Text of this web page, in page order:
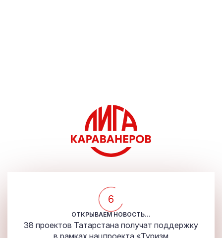
5
ОТКРЫВАЕМ НОВОСТЬ...
38 проектов Татарстана получат поддержку